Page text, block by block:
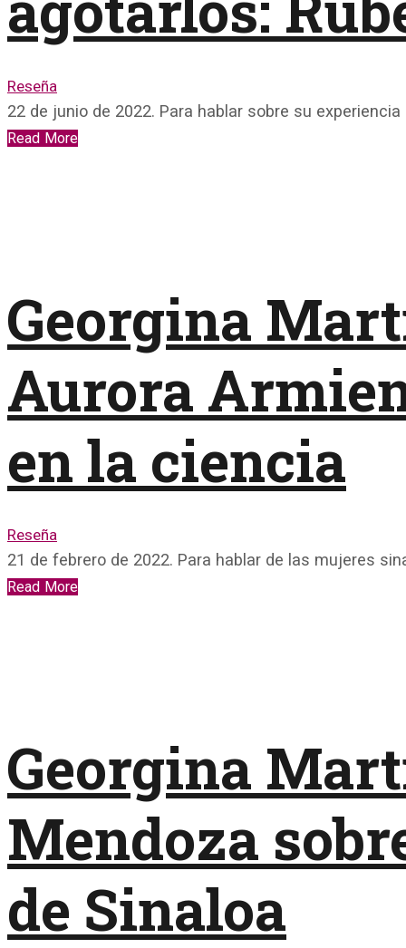
Reseña
22 de junio de 2022. Para hablar sobre su
Read More
Georgina
Aurora
en la ciencia
Reseña
21 de febrero de 2022. Para hablar de las mujeres
Read More
Georgina
Mendoza
de Sinaloa